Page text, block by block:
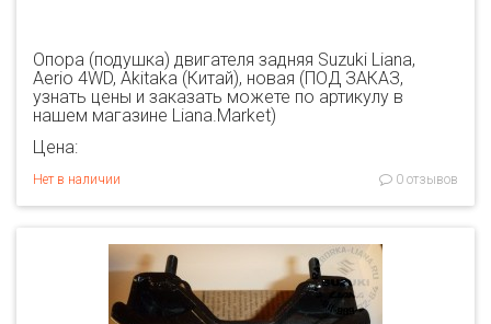
Опора (подушка) двигателя задняя Suzuki Liana,
Aerio 4WD, Akitaka (Китай), новая (ПОД ЗАКАЗ,
узнать цены и заказать можете по артикулу в
нашем магазине Liana.Market)
Цена:
Нет в наличии 0 отзывов